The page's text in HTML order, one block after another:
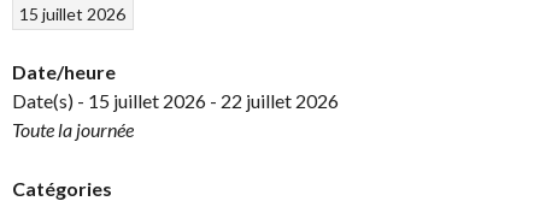
15 juillet 2026
Date/heure
Date(s) - 15 juillet 2026 - 22 juillet 2026
Toute la journée
Catégories